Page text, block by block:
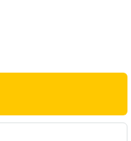
voor een nauwkeurige
gedeelte.